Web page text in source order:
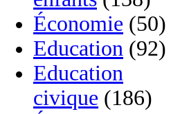
Économie (50)
Education (92)
Education
civique (186)